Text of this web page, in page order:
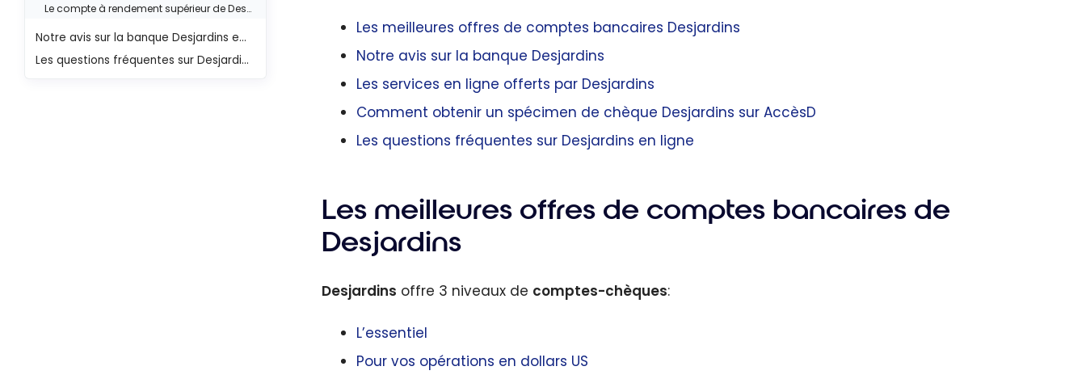
Les meilleures offres de comptes bancaires Desjardins
Notre avis sur la banque Desjardins
Les services en ligne offerts par Desjardins
Comment obtenir un spécimen de chèque Desjardins sur AccèsD
Les questions fréquentes sur Desjardins en ligne
Les meilleures offres de comptes bancaires de
Desjardins
Desjardins offre 3 niveaux de comptes-chèques:
L’essentiel
Pour vos opérations en dollars US
Le compte à rendement supérieur de Desjardins
Notre avis sur la banque Desjardins en ligne
Les questions fréquentes sur Desjardins